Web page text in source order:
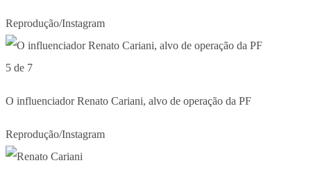
Reprodução/Instagram
5 de 7
O influenciador Renato Cariani, alvo de operação da PF
Reprodução/Instagram